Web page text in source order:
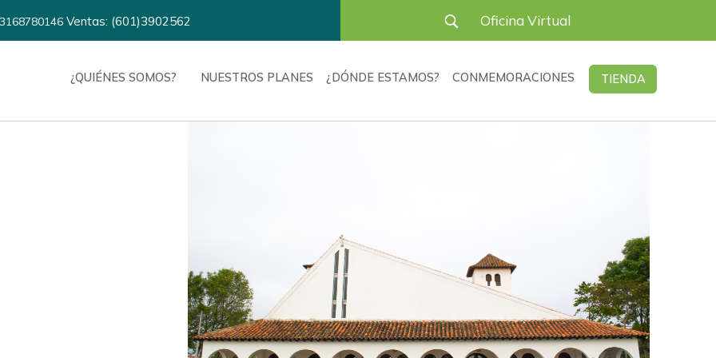
3168780146 Ventas: (601)3902562 Oficina Virtual
¿QUIÉNES SOMOS? NUESTROS PLANES ¿DÓNDE ESTAMOS? CONMEMORACIONES TIENDA